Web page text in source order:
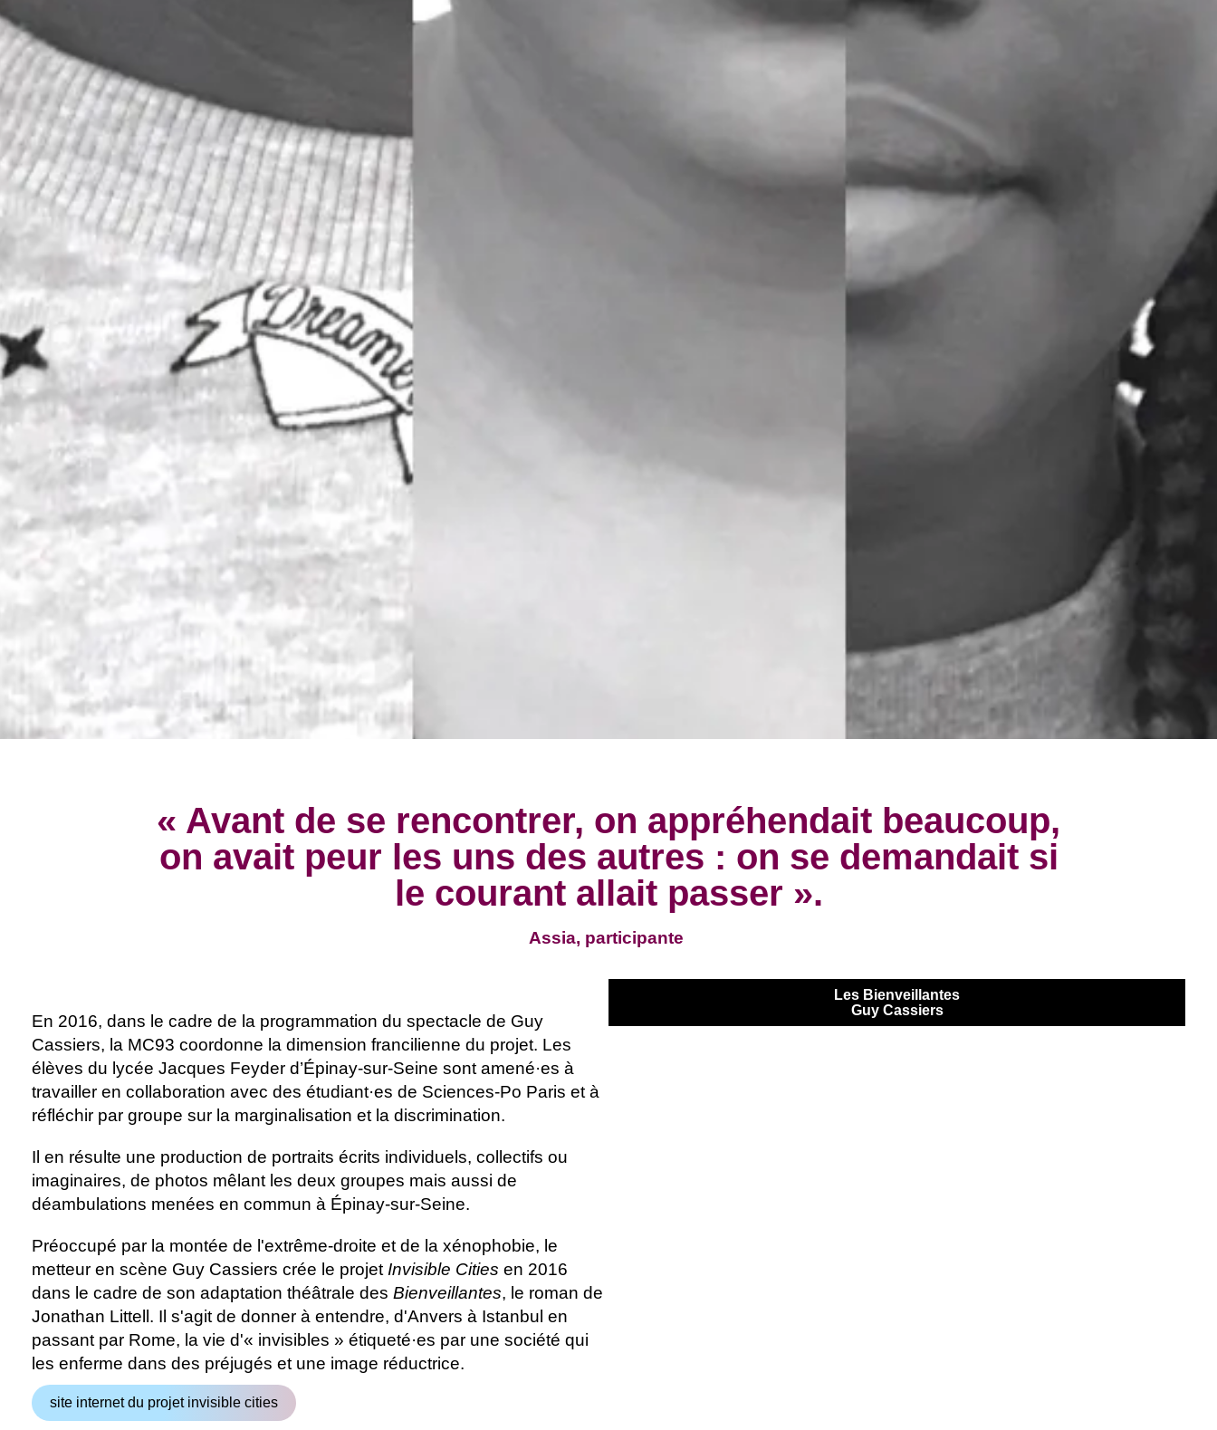
« Avant de se rencontrer, on appréhendait beaucoup,
on avait peur les uns des autres : on se demandait si
le courant allait passer ».
Assia, participante
En 2016, dans le cadre de la programmation du spectacle de Guy
Cassiers, la MC93 coordonne la dimension francilienne du projet. Les
élèves du lycée Jacques Feyder d’Épinay-sur-Seine sont amené·es à
travailler en collaboration avec des étudiant·es de Sciences-Po Paris et à
réfléchir par groupe sur la marginalisation et la discrimination.
Il en résulte une production de portraits écrits individuels, collectifs ou
imaginaires, de photos mêlant les deux groupes mais aussi de
déambulations menées en commun à Épinay-sur-Seine.
Préoccupé par la montée de l'extrême-droite et de la xénophobie, le
metteur en scène Guy Cassiers crée le projet Invisible Cities en 2016
dans le cadre de son adaptation théâtrale des Bienveillantes, le roman de
Jonathan Littell. Il s'agit de donner à entendre, d'Anvers à Istanbul en
passant par Rome, la vie d'« invisibles » étiqueté·es par une société qui
les enferme dans des préjugés et une image réductrice.
site internet du projet invisible cities
Les Bienveillantes
Guy Cassiers